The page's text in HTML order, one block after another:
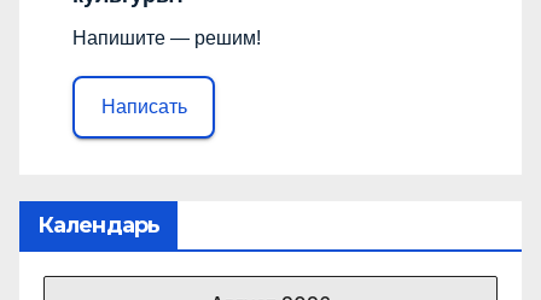
Напишите — решим!
Написать
Календарь